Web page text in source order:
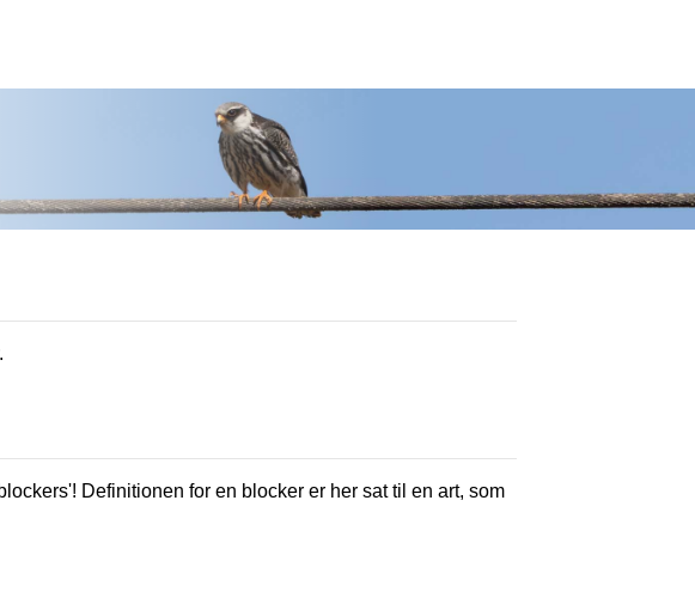
Definitionen for en blocker er her sat til en art, som